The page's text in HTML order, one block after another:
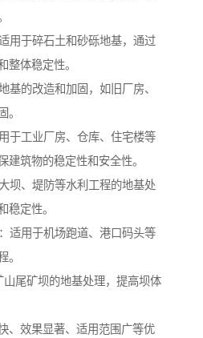
用于碎石土和砂砾地基，通过
整体稳定性。
基的改造和加固，如旧厂房、
。
于工业厂房、仓库、住宅楼等
建筑物的稳定性和安全性。
坝、堤防等水利工程的地基处
稳定性。
适用于机场跑道、港口码头等
。
山尾矿坝的地基处理，提高坝体
、效果显著、适用范围广等优